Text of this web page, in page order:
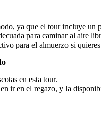
ya que el tour incluye un
para caminar al aire
para el almuerzo si
en esta tour.
ir en el regazo, y la